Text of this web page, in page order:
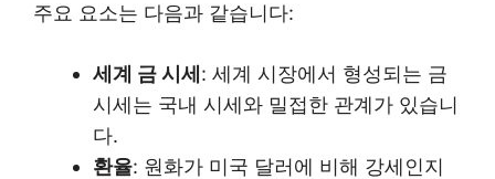
주요 요소는 다음과 같습니다:
세계 금 시세 : 세계 시장에서 형성되는 금
시세는 국내 시세와 밀접한 관계가 있습니
다.
환율: 원화가 미국 달러에 비해 강세인지